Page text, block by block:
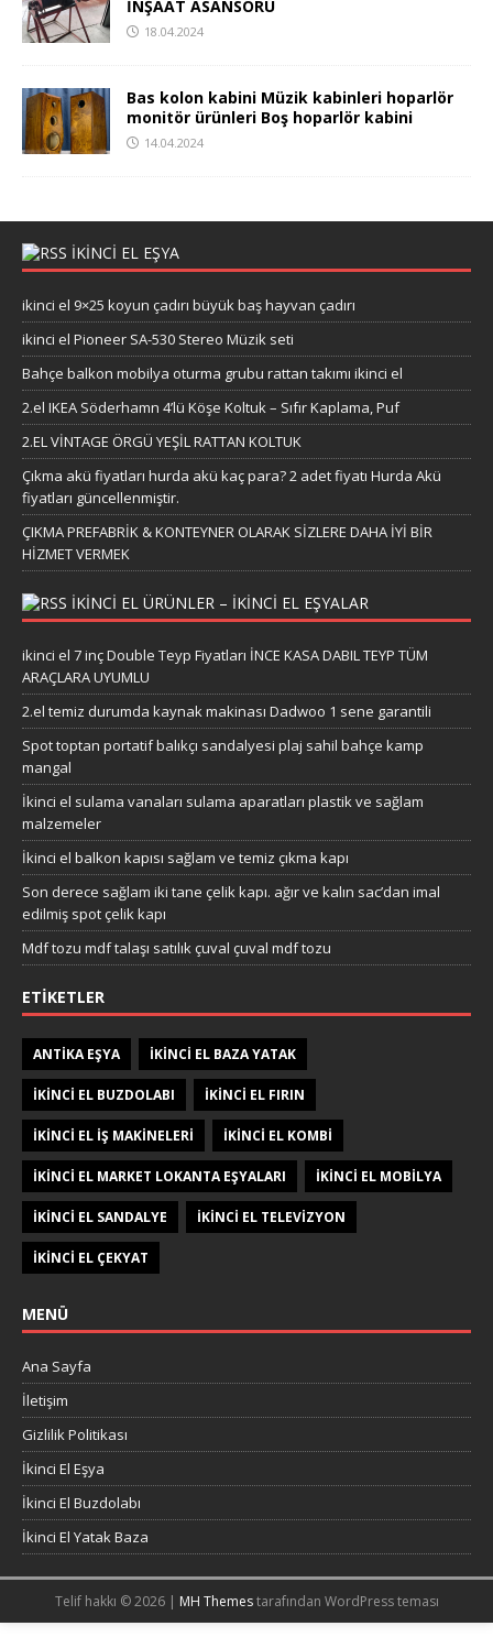
İNŞAAT ASANSÖRÜ
18.04.2024
Bas kolon kabini Müzik kabinleri hoparlör
monitör ürünleri Boş hoparlör kabini
14.04.2024
İKİNCİ EL EŞYA
ikinci el 9×25 koyun çadırı büyük baş hayvan çadırı
ikinci el Pioneer SA-530 Stereo Müzik seti
Bahçe balkon mobilya oturma grubu rattan takımı ikinci el
2.el IKEA Söderhamn 4’lü Köşe Koltuk – Sıfır Kaplama, Puf
2.EL VİNTAGE ÖRGÜ YEŞİL RATTAN KOLTUK
Çıkma akü fiyatları hurda akü kaç para? 2 adet fiyatı Hurda Akü
fiyatları güncellenmiştir.
ÇIKMA PREFABRİK & KONTEYNER OLARAK SİZLERE DAHA İYİ BİR
HİZMET VERMEK
IKINCI EL ÜRÜNLER – IKINCI EL EŞYALAR
ikinci el 7 inç Double Teyp Fiyatları İNCE KASA DABIL TEYP TÜM
ARAÇLARA UYUMLU
2.el temiz durumda kaynak makinası Dadwoo 1 sene garantili
Spot toptan portatif balıkçı sandalyesi plaj sahil bahçe kamp
mangal
İkinci el sulama vanaları sulama aparatları plastik ve sağlam
malzemeler
İkinci el balkon kapısı sağlam ve temiz çıkma kapı
Son derece sağlam iki tane çelik kapı. ağır ve kalın sac’dan imal
edilmiş spot çelik kapı
Mdf tozu mdf talaşı satılık çuval çuval mdf tozu
ETIKETLER
ANTIKA EŞYA IKINCI EL BAZA YATAK
IKINCI EL BUZDOLABI IKINCI EL FIRIN
IKINCI EL IŞ MAKINELERI IKINCI EL KOMBI
IKINCI EL MARKET LOKANTA EŞYALARI IKINCI EL MOBILYA
IKINCI EL SANDALYE IKINCI EL TELEVIZYON
IKINCI EL ÇEKYAT
MENÜ
Ana Sayfa
İletişim
Gizlilik Politikası
İkinci El Eşya
İkinci El Buzdolabı
İkinci El Yatak Baza
Telif hakkı © 2026 | MH Themestarafından WordPress teması